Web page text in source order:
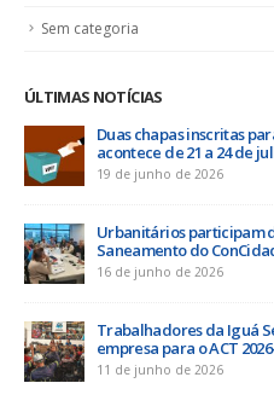
Sem categoria
ÚLTIMAS NOTÍCIAS
Duas chapas inscritas
acontece de 21 a 24 de
19 de junho de 2026
Urbanitários participam
Saneamento do
16 de junho de 2026
Trabalhadores da Iguá
empresa para o ACT
11 de junho de 2026